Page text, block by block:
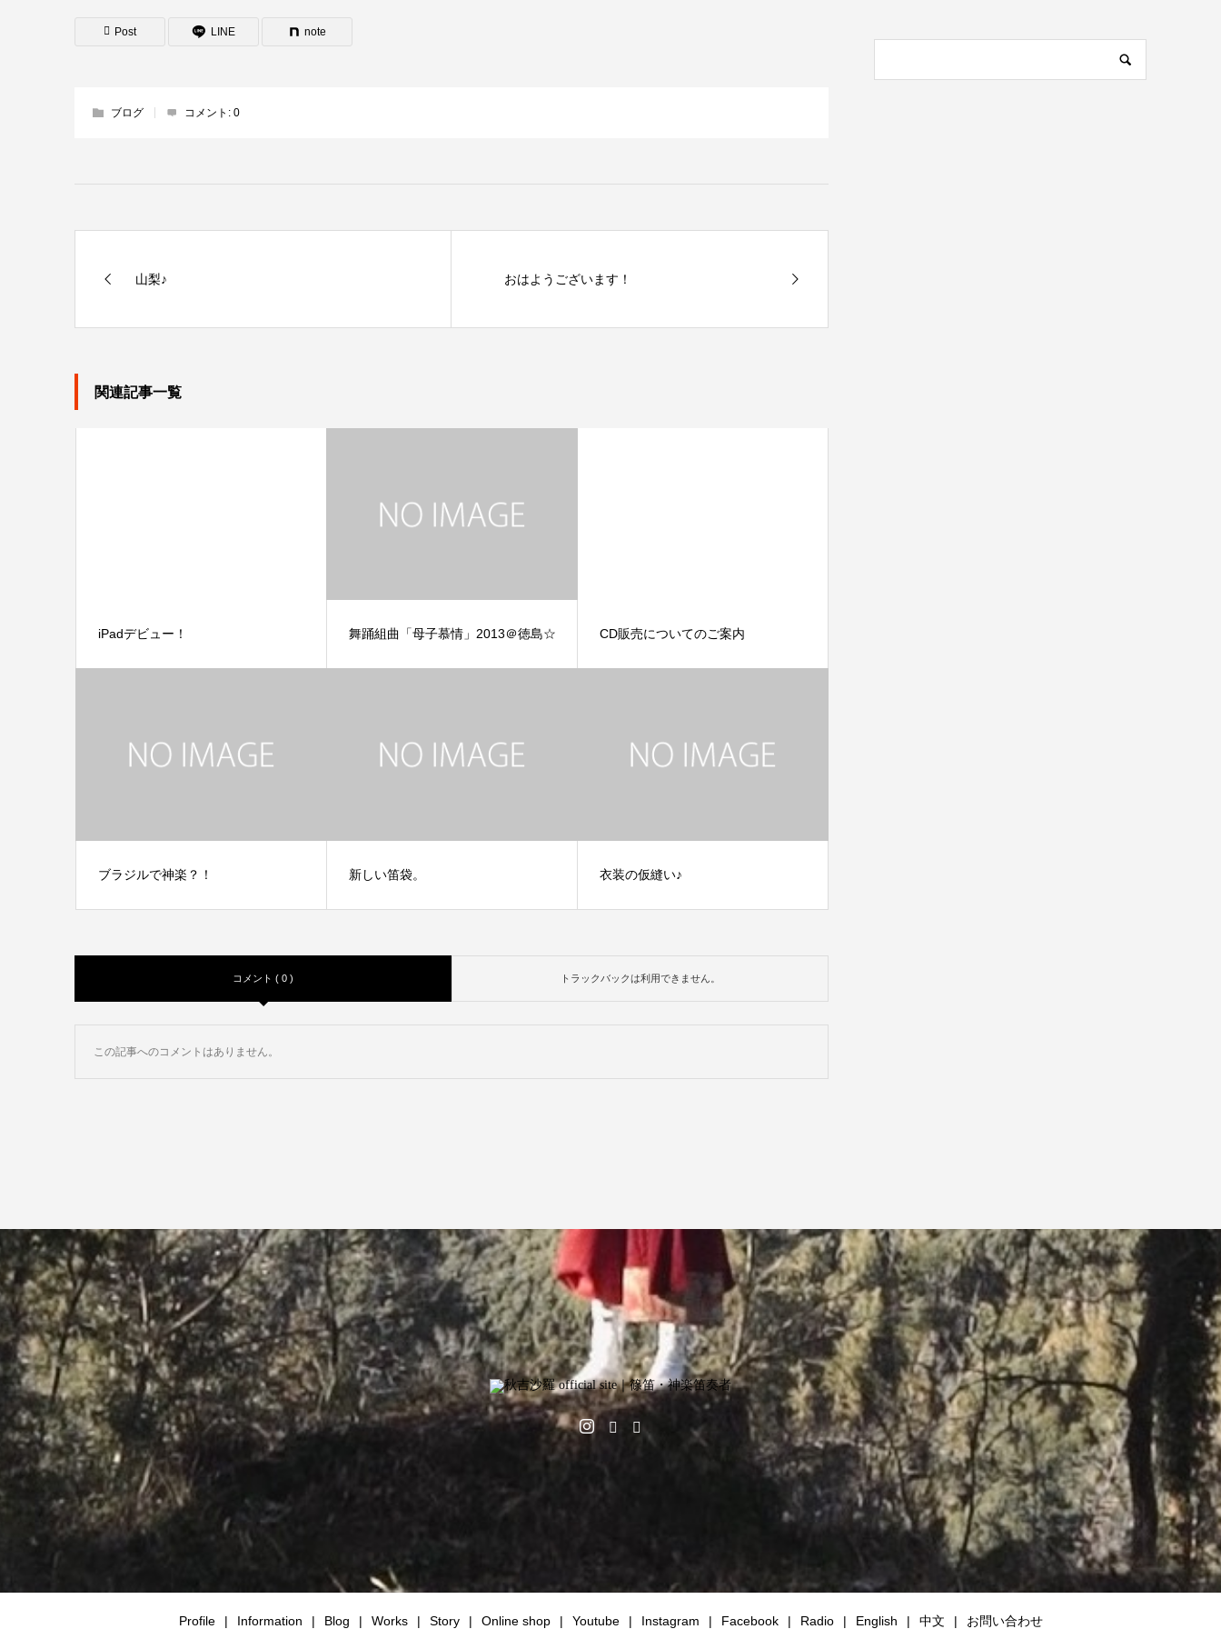
Post LINE note
ブログ コメント: 0
山梨♪ おはようございます！
関連記事一覧
iPadデビュー！ 舞踊組曲「母子慕情」2013＠徳島☆ CD販売についてのご案内
ブラジルで神楽？！ 新しい笛袋。 衣装の仮縫い♪
コメント ( 0 ) トラックバックは利用できません。
この記事へのコメントはありません。
Profile Information Blog Works Story Online shop Youtube Instagram Facebook Radio English 中文 お問い合わせ